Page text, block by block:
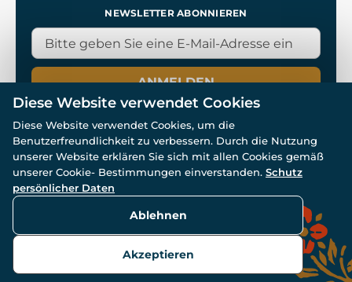
NEWSLETTER ABONNIEREN
ANMELDEN
© Alle Rechte vorbehalten. www.wulflund.de 2007-2026.
Powered by
Diese Website verwendet Cookies
Diese Website verwendet Cookies, um die
Benutzerfreundlichkeit zu verbessern. Durch die Nutzung
unserer Website erklären Sie sich mit allen Cookies gemäß
unserer Cookie- Bestimmungen einverstanden. Schutz
persönlicher Daten
Ablehnen
Akzeptieren